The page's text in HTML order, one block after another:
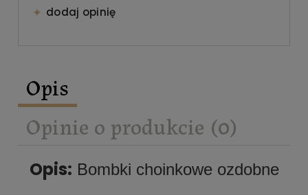
dodaj opinię
Opis
Opinie o produkcie (0)
Opis: Bombki choinkowe ozdobne